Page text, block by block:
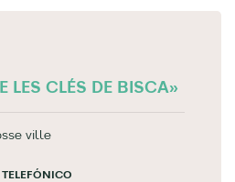
LES CLÉS DE BISCA»
ville